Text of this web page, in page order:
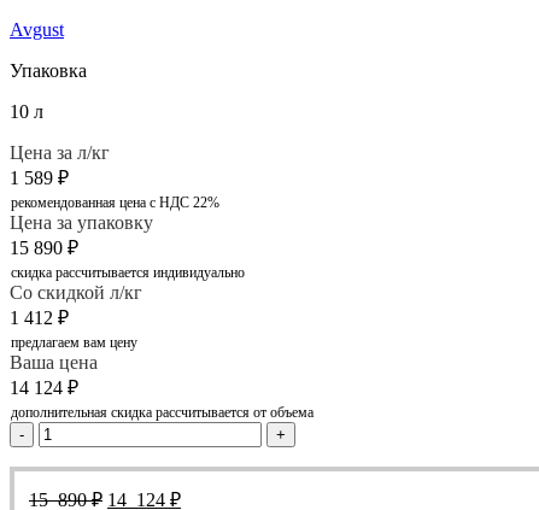
Avgust
Упаковка
10 л
Цена за л/кг
1 589 ₽
рекомендованная цена с НДС 22%
Цена за упаковку
15 890 ₽
скидка рассчитывается индивидуально
Со скидкой л/кг
1 412 ₽
предлагаем вам цену
Ваша цена
14 124 ₽
дополнительная скидка рассчитывается от объема
- +
15 890₽ Первоначальная
14 124 ₽Текущая